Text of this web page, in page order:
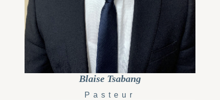
Blaise Tsabang
Pasteur